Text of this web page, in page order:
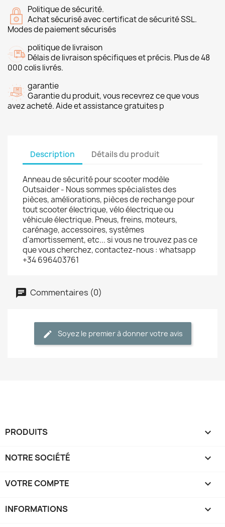
Politique de sécurité.
Achat sécurisé avec certificat de sécurité SSL.
Modes de paiement sécurisés
politique de livraison
Délais de livraison spécifiques et précis. Plus de 48
000 colis livrés.
garantie
Garantie du produit, vous recevrez ce que vous
avez acheté. Aide et assistance gratuites p
Description Détails du produit
Anneau de sécurité pour scooter modèle
Outsaider - Nous sommes spécialistes des
pièces, améliorations, pièces de rechange pour
tout scooter électrique, vélo électrique ou
véhicule électrique. Pneus, freins, moteurs,
carénage, accessoires, systèmes
d'amortissement, etc... si vous ne trouvez pas ce
que vous cherchez, contactez-nous : whatsapp
+34 696403761
Commentaires (0)
Soyez le premier à donner votre avis
PRODUITS 
NOTRE SOCIÉTÉ 
VOTRE COMPTE 
INFORMATIONS keyboard_arrow_down